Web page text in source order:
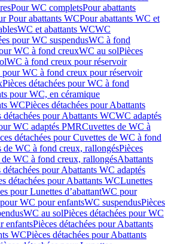
Pour WC completsPour abattants
Pour abattants WCPour abattants WC et
WC et abattants WCWC
pour WC suspendusWC à fond
WC à fond creuxWC au solPièces
WC à fond creux pour réservoir
pour WC à fond creux pour réservoir
Pièces détachées pour WC à fond
pour WC, en céramique
WCPièces détachées pour Abattants
détachées pour Abattants WCWC adaptés
WC adaptés PMRCuvettes de WC à
détachées pour Cuvettes de WC à fond
de WC à fond creux, rallongésPièces
de WC à fond creux, rallongésAbattants
détachées pour Abattants WC adaptés
détachées pour Abattants WCLunettes
pour Lunettes d’abattantWC pour
WC pour enfantsWC suspendusPièces
WC au solPièces détachées pour WC
enfantsPièces détachées pour Abattants
WCPièces détachées pour Abattants